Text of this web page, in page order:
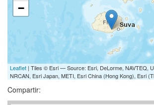
−
Leaflet | Tiles © Esri — Source: Esri, DeLorme, NAVTEQ,
NRCAN, Esri Japan, METI, Esri China (Hong Kong), Esri
Compartir: